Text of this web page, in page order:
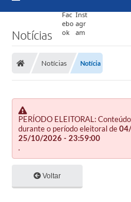
Notícias
Notícias Notícia
PERÍODO ELEITORAL:
durante o período eleitoral de
25/10/2026 - 23:59:00
.
Voltar